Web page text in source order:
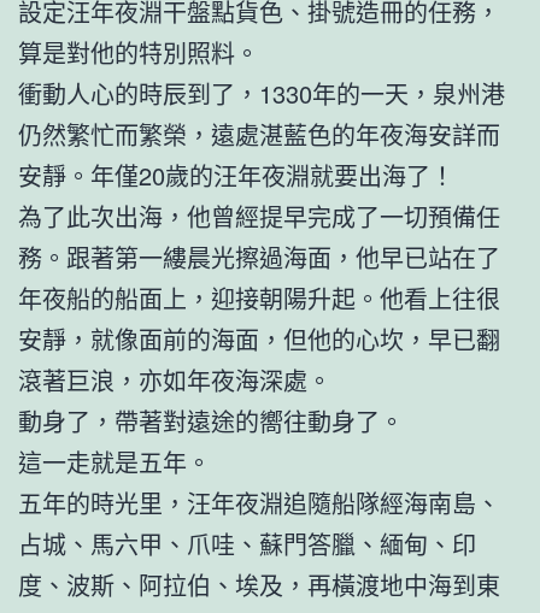
設定汪年夜淵干盤點貨色、掛號造冊的任務，
算是對他的特別照料。
衝動人心的時辰到了，1330年的一天，泉州港
仍然繁忙而繁榮，遠處湛藍色的年夜海安詳而
安靜。年僅20歲的汪年夜淵就要出海了！
為了此次出海，他曾經提早完成了一切預備任
務。跟著第一縷晨光擦過海面，他早已站在了
年夜船的船面上，迎接朝陽升起。他看上往很
安靜，就像面前的海面，但他的心坎，早已翻
滾著巨浪，亦如年夜海深處。
動身了，帶著對遠途的嚮往動身了。
這一走就是五年。
五年的時光里，汪年夜淵追隨船隊經海南島、
占城、馬六甲、爪哇、蘇門答臘、緬甸、印
度、波斯、阿拉伯、埃及，再橫渡地中海到東